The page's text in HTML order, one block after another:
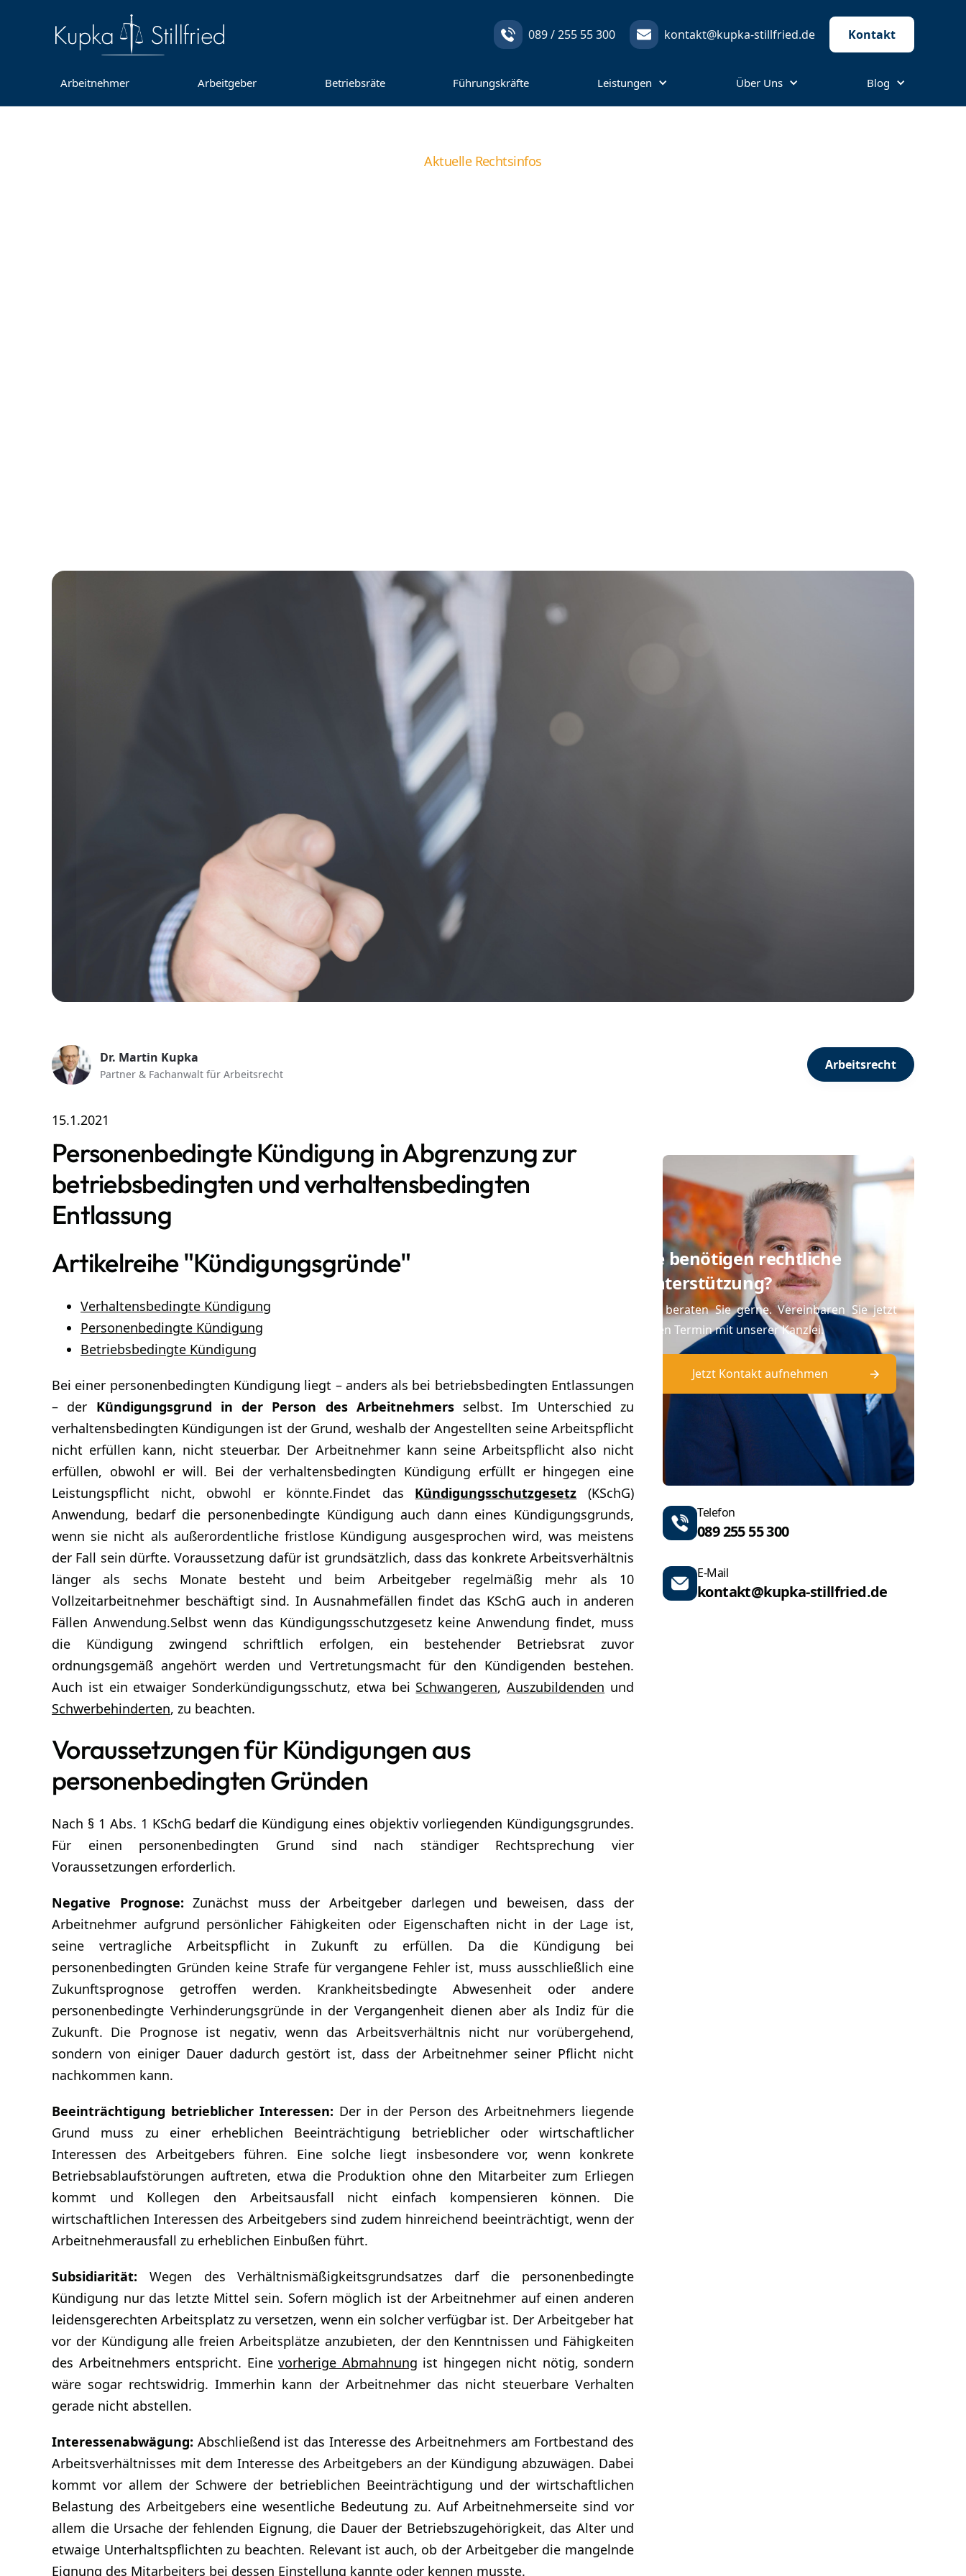
089 / 255 55 300 kontakt@kupka-stillfried.de Kontakt
Arbeitnehmer Arbeitgeber Betriebsräte Führungskräfte Leistungen Über Uns Blog
Aktuelle Rechtsinfos
Dr. Martin Kupka
Partner & Fachanwalt für Arbeitsrecht
Arbeitsrecht
15.1.2021
Personenbedingte Kündigung in Abgrenzung zur
betriebsbedingten und verhaltensbedingten
Entlassung
Artikelreihe "Kündigungsgründe"
Verhaltensbedingte Kündigung
Personenbedingte Kündigung
Betriebsbedingte Kündigung
Bei einer personenbedingten Kündigung liegt – anders als bei betriebsbedingten Entlassungen
– der Kündigungsgrund in der Person des Arbeitnehmersselbst. Im Unterschied zu
verhaltensbedingten Kündigungen ist der Grund, weshalb der Angestellten seine Arbeitspflicht
nicht erfüllen kann, nicht steuerbar. Der Arbeitnehmer kann seine Arbeitspflicht also nicht
erfüllen, obwohl er will. Bei der verhaltensbedingten Kündigung erfüllt er hingegen eine
Leistungspflicht nicht, obwohl er könnte.Findet das Kündigungsschutzgesetz (KSchG)
Anwendung, bedarf die personenbedingte Kündigung auch dann eines Kündigungsgrunds,
wenn sie nicht als außerordentliche fristlose Kündigung ausgesprochen wird, was meistens
der Fall sein dürfte. Voraussetzung dafür ist grundsätzlich, dass das konkrete Arbeitsverhältnis
länger als sechs Monate besteht und beim Arbeitgeber regelmäßig mehr als 10
Vollzeitarbeitnehmer beschäftigt sind. In Ausnahmefällen findet das KSchG auch in anderen
Fällen Anwendung.Selbst wenn das Kündigungsschutzgesetz keine Anwendung findet, muss
die Kündigung zwingend schriftlich erfolgen, ein bestehender Betriebsrat zuvor
ordnungsgemäß angehört werden und Vertretungsmacht für den Kündigenden bestehen.
Auch ist ein etwaiger Sonderkündigungsschutz, etwa bei Schwangeren,Auszubildenden und
Schwerbehinderten, zu beachten.
Voraussetzungen für Kündigungen aus
personenbedingten Gründen
Nach § 1 Abs. 1 KSchG bedarf die Kündigung eines objektiv vorliegenden Kündigungsgrundes.
Für einen personenbedingten Grund sind nach ständiger Rechtsprechung vier
Voraussetzungen erforderlich.
Negative Prognose: Zunächst muss der Arbeitgeber darlegen und beweisen, dass der
Arbeitnehmer aufgrund persönlicher Fähigkeiten oder Eigenschaften nicht in der Lage ist,
seine vertragliche Arbeitspflicht in Zukunft zu erfüllen. Da die Kündigung bei
personenbedingten Gründen keine Strafe für vergangene Fehler ist, muss ausschließlich eine
Zukunftsprognose getroffen werden. Krankheitsbedingte Abwesenheit oder andere
personenbedingte Verhinderungsgründe in der Vergangenheit dienen aber als Indiz für die
Zukunft. Die Prognose ist negativ, wenn das Arbeitsverhältnis nicht nur vorübergehend,
sondern von einiger Dauer dadurch gestört ist, dass der Arbeitnehmer seiner Pflicht nicht
nachkommen kann.
Beeinträchtigung betrieblicher Interessen: Der in der Person des Arbeitnehmers liegende
Grund muss zu einer erheblichen Beeinträchtigung betrieblicher oder wirtschaftlicher
Interessen des Arbeitgebers führen. Eine solche liegt insbesondere vor, wenn konkrete
Betriebsablaufstörungen auftreten, etwa die Produktion ohne den Mitarbeiter zum Erliegen
kommt und Kollegen den Arbeitsausfall nicht einfach kompensieren können. Die
wirtschaftlichen Interessen des Arbeitgebers sind zudem hinreichend beeinträchtigt, wenn der
Arbeitnehmerausfall zu erheblichen Einbußen führt.
Subsidiarität: Wegen des Verhältnismäßigkeitsgrundsatzes darf die personenbedingte
Kündigung nur das letzte Mittel sein. Sofern möglich ist der Arbeitnehmer auf einen anderen
leidensgerechten Arbeitsplatz zu versetzen, wenn ein solcher verfügbar ist. Der Arbeitgeber hat
vor der Kündigung alle freien Arbeitsplätze anzubieten, der den Kenntnissen und Fähigkeiten
des Arbeitnehmers entspricht. Eine vorherige Abmahnung ist hingegen nicht nötig, sondern
wäre sogar rechtswidrig. Immerhin kann der Arbeitnehmer das nicht steuerbare Verhalten
gerade nicht abstellen.
Interessenabwägung: Abschließend ist das Interesse des Arbeitnehmers am Fortbestand des
Arbeitsverhältnisses mit dem Interesse des Arbeitgebers an der Kündigung abzuwägen. Dabei
kommt vor allem der Schwere der betrieblichen Beeinträchtigung und der wirtschaftlichen
Belastung des Arbeitgebers eine wesentliche Bedeutung zu. Auf Arbeitnehmerseite sind vor
allem die Ursache der fehlenden Eignung, die Dauer der Betriebszugehörigkeit, das Alter und
etwaige Unterhaltspflichten zu beachten. Relevant ist auch, ob der Arbeitgeber die mangelnde
Eignung des Mitarbeiters bei dessen Einstellung kannte oder kennen musste.
Sie benötigen rechtliche
Unterstützung?
Wir beraten Sie gerne. Vereinbaren Sie jetzt
einen Termin mit unserer Kanzlei.
Jetzt Kontakt aufnehmen
Telefon
089 255 55 300
E-Mail
kontakt@kupka-stillfried.de